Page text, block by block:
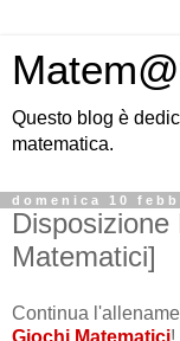
Questo blog è
matematica.
domenica 10
Matematici]
Continua
Giochi Matematici!